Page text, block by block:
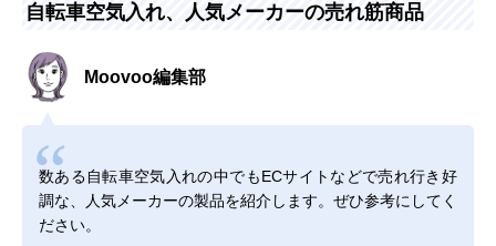
自転車空気入れ、人気メーカーの売れ筋商品
Moovoo編集部
数ある自転車空気入れの中でもECサイトなどで売れ行き好
調な、人気メーカーの製品を紹介します。ぜひ参考にしてく
ださい。